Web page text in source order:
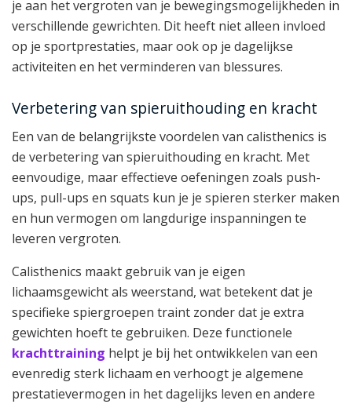
je aan het vergroten van je bewegingsmogelijkheden in
verschillende gewrichten. Dit heeft niet alleen invloed
op je sportprestaties, maar ook op je dagelijkse
activiteiten en het verminderen van blessures.
Verbetering van spieruithouding en kracht
Een van de belangrijkste voordelen van calisthenics is
de verbetering van spieruithouding en kracht. Met
eenvoudige, maar effectieve oefeningen zoals push-
ups, pull-ups en squats kun je je spieren sterker maken
en hun vermogen om langdurige inspanningen te
leveren vergroten.
Calisthenics maakt gebruik van je eigen
lichaamsgewicht als weerstand, wat betekent dat je
specifieke spiergroepen traint zonder dat je extra
gewichten hoeft te gebruiken. Deze functionele
krachttraining helpt je bij het ontwikkelen van een
evenredig sterk lichaam en verhoogt je algemene
prestatievermogen in het dagelijks leven en andere